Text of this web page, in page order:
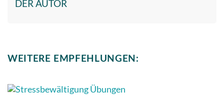
DER AUTOR
WEITERE EMPFEHLUNGEN: